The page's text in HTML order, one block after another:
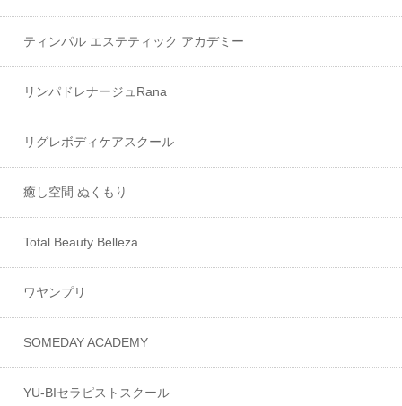
ティンパル エステティック アカデミー
リンパドレナージュRana
リグレボディケアスクール
癒し空間 ぬくもり
Total Beauty Belleza
ワヤンプリ
SOMEDAY ACADEMY
YU-BIセラピストスクール